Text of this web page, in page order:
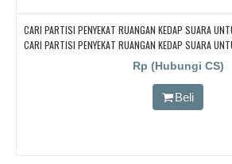
CARI PARTISI PENYEKAT RUANGAN KEDAP SUARA
CARI PARTISI PENYEKAT RUANGAN KEDAP SUARA
CARI PARTISI PENYEKAT RUANGAN KEDAP SUARA
CARI PARTISI PENYEKAT RUANGAN KEDAP SUARA
CARI PARTISI PENYEKAT RUANGAN KEDAP SUARA
Rp (Hubungi CS)
Beli